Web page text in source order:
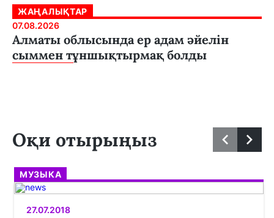
ЖАҢАЛЫҚТАР
07.08.2026
Алматы облысында ер адам әйелін
сыммен тұншықтырмақ болды
Оқи отырыңыз
МУЗЫКА
27.07.2018